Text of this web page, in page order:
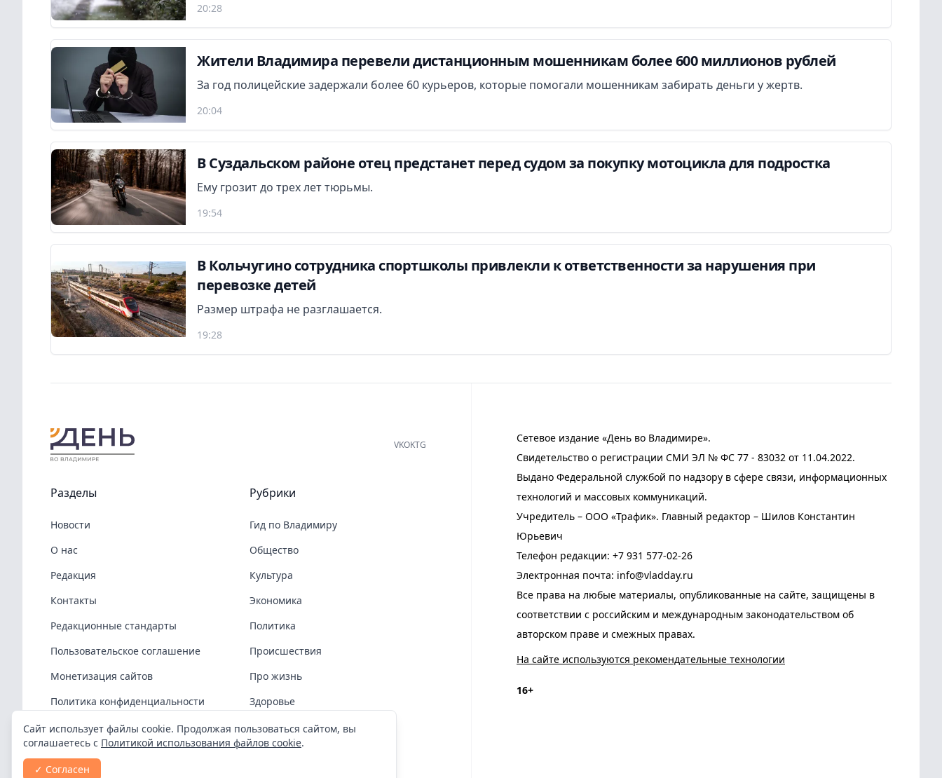
20:28
Жители Владимира перевели дистанционным мошенникам более 600 миллионов рублей
За год полицейские задержали более 60 курьеров, которые помогали мошенникам забирать деньги у жертв.
20:04
В Суздальском районе отец предстанет перед судом за покупку мотоцикла для подростка
Ему грозит до трех лет тюрьмы.
19:54
В Кольчугино сотрудника спортшколы привлекли к ответственности за нарушения при
перевозке детей
Размер штрафа не разглашается.
19:28
Сетевое издание «День во Владимире».
Свидетельство о регистрации СМИ ЭЛ № ФС 77 - 83032 от 11.04.2022.
Выдано Федеральной службой по надзору в сфере связи, информационных
технологий и массовых коммуникаций.
Учредитель – ООО «Трафик». Главный редактор – Шилов Константин
Юрьевич
Телефон редакции: +7 931 577-02-26
Электронная почта: info@vladday.ru
Все права на любые материалы, опубликованные на сайте, защищены в
соответствии с российским и международным законодательством об
авторском праве и смежных правах.
На сайте используются рекомендательные технологии
16+
VKOKTG
Разделы
Новости
О нас
Редакция
Контакты
Редакционные стандарты
Пользовательское соглашение
Монетизация сайтов
Политика конфиденциальности
Политика cookies
Рубрики
Гид по Владимиру
Общество
Культура
Экономика
Политика
Происшествия
Про жизнь
Здоровье
COVID-19
Спорт
Сайт использует файлы cookie. Продолжая пользоваться сайтом, вы
соглашаетесь с Политикой использования файлов cookie.
✓ Согласен